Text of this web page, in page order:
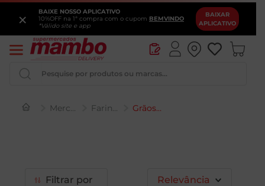
BAIXE NOSSO APLICATIVO
10%OFF na 1ª compra com o cupom BEMVINDO
*Válido site e app
BAIXAR
APLICATIVO
×
Pesquise por produtos ou marcas...
Mercearia Farináceos e Grãos Grãos e Sementes
Filtrar Relevância